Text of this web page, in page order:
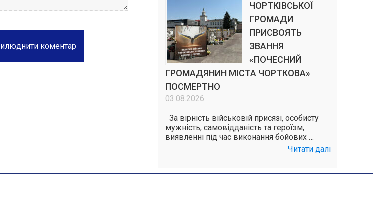
ЧОРТКІВСЬКОЇ
ГРОМАДИ
ПРИСВОЯТЬ
ЗВАННЯ
«ПОЧЕСНИЙ
ГРОМАДЯНИН МІСТА ЧОРТКОВА»
ПОСМЕРТНО
03.08.2026
За вірність військовій присязі, особисту
мужність, самовідданість та героїзм,
виявленні під час виконання бойових …
Читати далі